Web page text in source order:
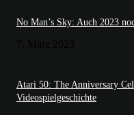
No Man’s Sky: Auch 2023
Atari 50: The Anniversary
Videospielgeschichte